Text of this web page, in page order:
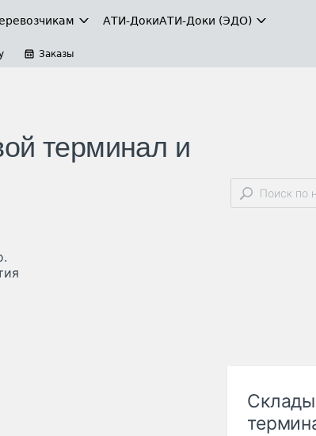
АТИ-ДокиАТИ-Доки (ЭДО)
Заказы
терминал и